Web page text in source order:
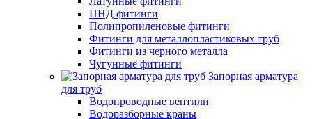
ПНД фитинги
Полипропиленовые фитинги
Фитинги для металлопластиковых труб
Фитинги из черного металла
Чугунные фитинги
Запорная арматура
для труб
Водопроводные вентили
Водоразборные краны